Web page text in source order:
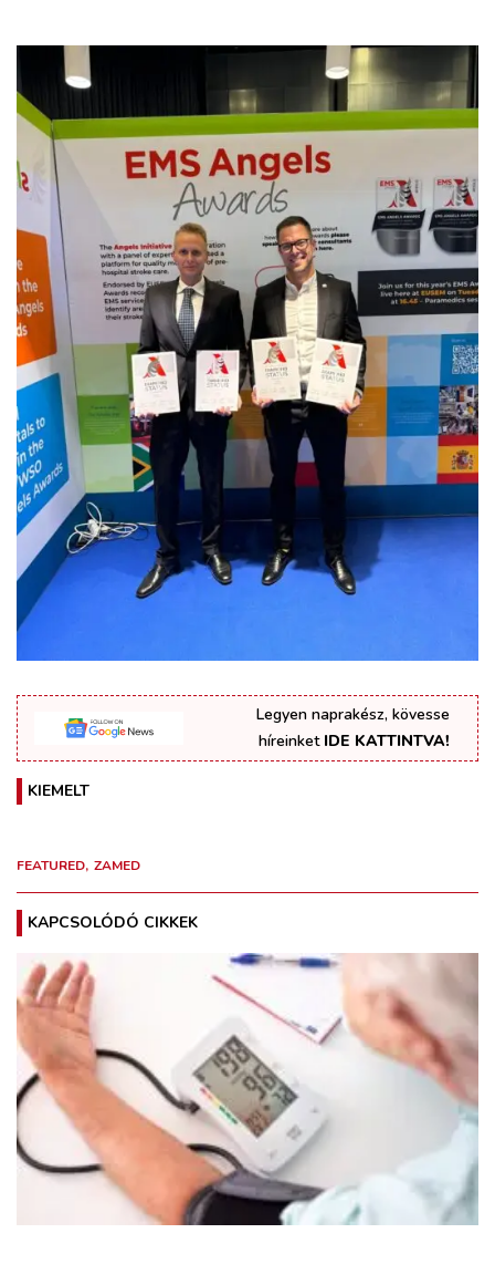
Legyen naprakész, kövesse
híreinket IDE KATTINTVA!
KIEMELT
FEATURED ZAMED
KAPCSOLÓDÓ CIKKEK